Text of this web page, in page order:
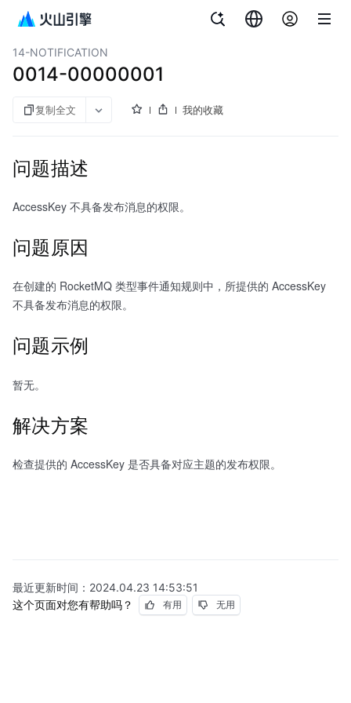
对象存储
14-NOTIFICATION
0014-00000001
复制全文 我的收藏
问题描述
AccessKey 不具备发布消息的权限。
问题原因
在创建的 RocketMQ 类型事件通知规则中，所提供的 AccessKey
不具备发布消息的权限。
问题示例
暂无。
解决方案
检查提供的 AccessKey 是否具备对应主题的发布权限。
最近更新时间： 2024.04.23 14:53:51
这个页面对您有帮助吗？
有用 无用